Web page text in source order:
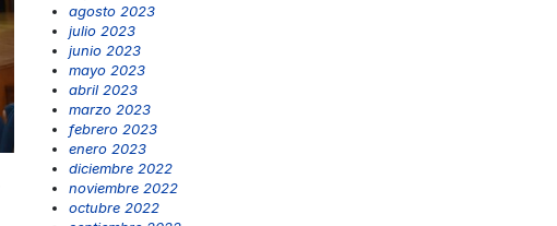
agosto 2023
julio 2023
junio 2023
mayo 2023
abril 2023
marzo 2023
febrero 2023
enero 2023
diciembre 2022
noviembre 2022
octubre 2022